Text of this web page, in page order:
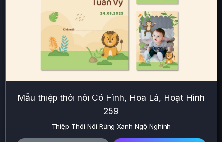
Mẫu thiệp thôi nôi Có Hình, Hoa Lá, Hoạt Hình
259
Thiệp Thôi Nôi Rừng Xanh Ngộ Nghĩnh